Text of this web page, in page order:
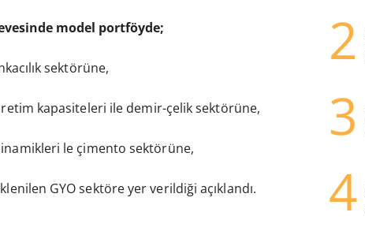
model portföyde;
sektörüne,
kapasiteleri ile demir-çelik sektörüne,
le çimento sektörüne,
GYO sektöre yer verildiği açıklandı.
2
3
4